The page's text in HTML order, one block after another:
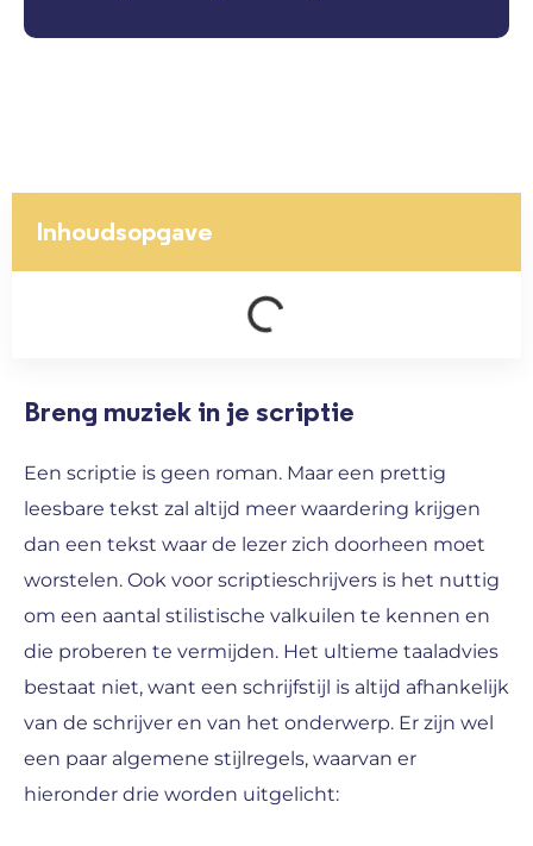
Inhoudsopgave
Breng muziek in je scriptie
Een scriptie is geen roman. Maar een prettig
leesbare tekst zal altijd meer waardering krijgen
dan een tekst waar de lezer zich doorheen moet
worstelen. Ook voor scriptieschrijvers is het nuttig
om een aantal stilistische valkuilen te kennen en
die proberen te vermijden. Het ultieme taaladvies
bestaat niet, want een schrijfstijl is altijd afhankelijk
van de schrijver en van het onderwerp. Er zijn wel
een paar algemene stijlregels, waarvan er
hieronder drie worden uitgelicht: